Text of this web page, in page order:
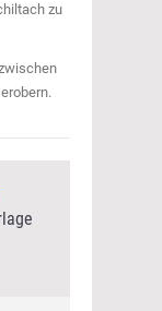
zu